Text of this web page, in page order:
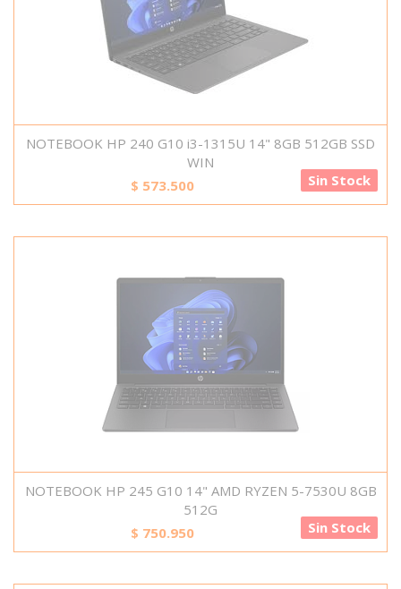
NOTEBOOK HP 240 G10 i3-1315U 14" 8GB 512GB SSD
WIN
$ 573.500 Sin Stock
NOTEBOOK HP 245 G10 14" AMD RYZEN 5-7530U 8GB
512G
$ 750.950 Sin Stock